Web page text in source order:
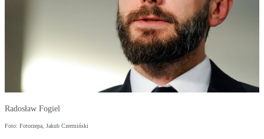
Radosław Fogiel
Foto: Fotorzepa, Jakub Czermiński